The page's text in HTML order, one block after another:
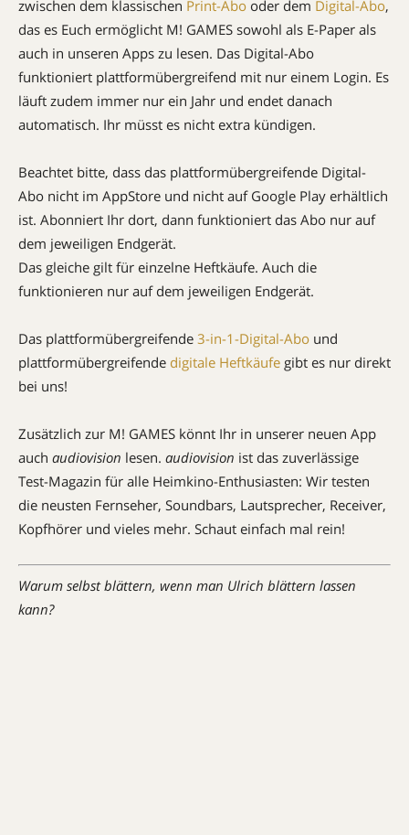
zwischen dem klassischen Print-Abo oder dem Digital-Abo,
das es Euch ermöglicht M! GAMES sowohl als E-Paper als
auch in unseren Apps zu lesen. Das Digital-Abo
funktioniert plattformübergreifend mit nur einem Login. Es
läuft zudem immer nur ein Jahr und endet danach
automatisch. Ihr müsst es nicht extra kündigen.
Beachtet bitte, dass das plattformübergreifende Digital-
Abo nicht im AppStore und nicht auf Google Play erhältlich
ist. Abonniert Ihr dort, dann funktioniert das Abo nur auf
dem jeweiligen Endgerät.
Das gleiche gilt für einzelne Heftkäufe. Auch die
funktionieren nur auf dem jeweiligen Endgerät.
Das plattformübergreifende 3-in-1-Digital-Abo und
plattformübergreifende digitale Heftkäufe gibt es nur direkt
bei uns!
Zusätzlich zur M! GAMES könnt Ihr in unserer neuen App
auch audiovision lesen. audiovision ist das zuverlässige
Test-Magazin für alle Heimkino-Enthusiasten: Wir testen
die neusten Fernseher, Soundbars, Lautsprecher, Receiver,
Kopfhörer und vieles mehr. Schaut einfach mal rein!
Warum selbst blättern, wenn man Ulrich blättern lassen
kann?